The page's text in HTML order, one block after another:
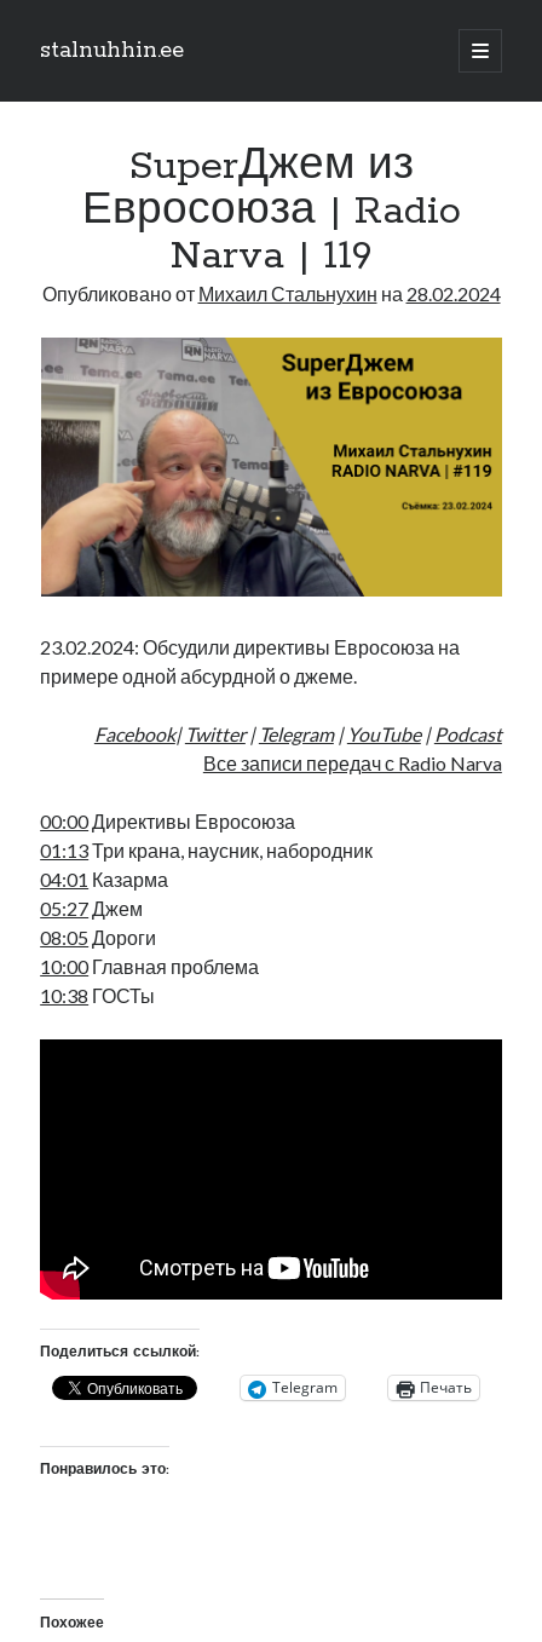
stalnuhhin.ee
отрыть
Боковая
В мире
Интервью
Книга
Личное
Нарва и северо-восток
Обзор прессы
Образование
Парламент и правительство
Фотографии
Экономика
Юмор
Метки
ансиппиада безработица видео
в поисках здравого смысла
евросоюз
интервью
катри райк кая каллас книга
нацменьшинства
mstalnuhhin@gmail.com
Отзывы и предложения по блогу:
anton.stalnuhhin@gmail.com
SuperДжем из
Евросоюза | Radio
Narva | 119
Опубликовано от Михаил Стальнухин на 28.02.2024
23.02.2024: Обсудили директивы Евросоюза на
примере одной абсурдной о джеме.
Facebook| Twitter| Telegram| YouTube| Podcast
Все записи передач с Radio Narva
00:00Директивы Евросоюза
01:13Три крана, наусник, набородник
04:01 Казарма
05:27Джем
08:05 Дороги
10:00Главная проблема
10:38 ГОСТы
Поделиться ссылкой:
Telegram Печать
Понравилось это:
Похожее